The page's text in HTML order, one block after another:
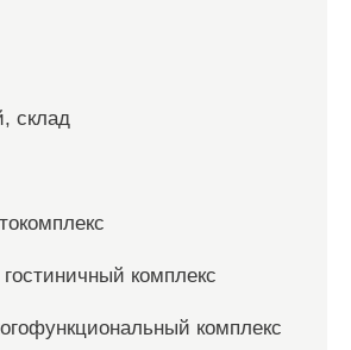
склад
комплекс
комплекс